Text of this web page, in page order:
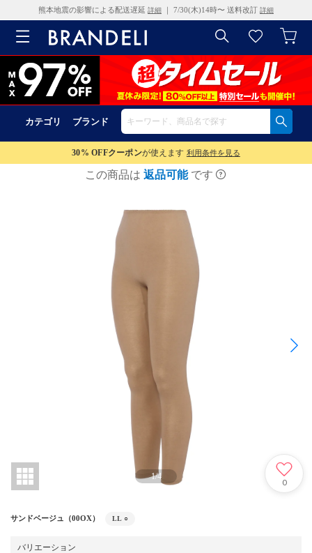
熊本地震の影響による配送遅延 詳細 ｜ 7/30(木)14時〜 送料改訂 詳細
カテゴリ ブランド
30% OFFクーポンが使えます 利用条件を見る
この商品は 返品可能 です
1/4
0
サンドベージュ（00OX） LL ○
バリエーション